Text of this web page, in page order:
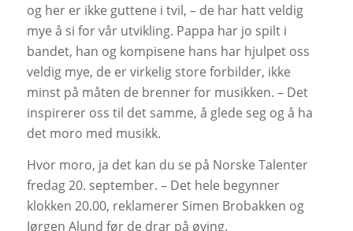
og her er ikke guttene i tvil, – de har hatt veldig
mye å si for vår utvikling. Pappa har jo spilt i
bandet, han og kompisene hans har hjulpet oss
veldig mye, de er virkelig store forbilder, ikke
minst på måten de brenner for musikken. – Det
inspirerer oss til det samme, å glede seg og å ha
det moro med musikk.
Hvor moro, ja det kan du se på Norske Talenter
fredag 20. september. – Det hele begynner
klokken 20.00, reklamerer Simen Brobakken og
Jørgen Alund før de drar på øving.